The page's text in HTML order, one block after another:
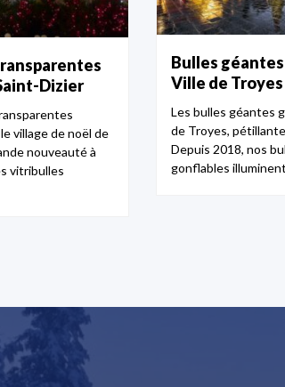
Dizier
village de noël de
nouveauté à
vitribulles
Bulles
Ville de Troyes
Les bulles géantes
de Troyes,
Depuis 2018, nos
gonflables